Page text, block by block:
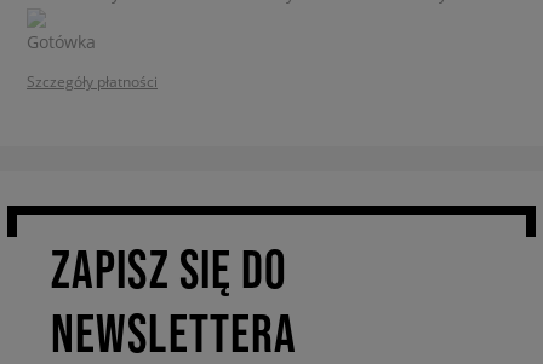
Szczegóły płatności
ZAPISZ SIĘ DO
NEWSLETTERA